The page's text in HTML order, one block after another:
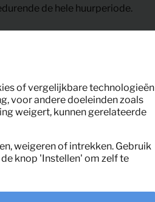
de hele huurperiode.
of vergelijkbare technologieën
voor andere doeleinden zoals
weigert, kunnen gerelateerde
weigeren of intrekken. Gebruik
knop 'Instellen' om zelf te